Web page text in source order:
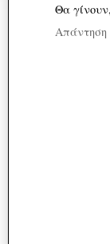
Θα
Απάντηση